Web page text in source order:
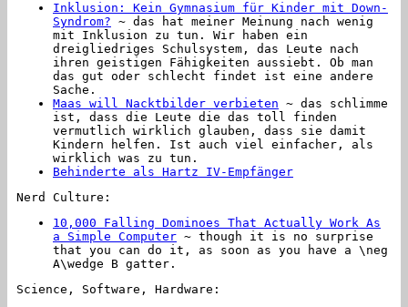
Inklusion: Kein Gymnasium für Kinder mit Down-
Syndrom? ~ das hat meiner Meinung nach wenig
mit Inklusion zu tun. Wir haben ein
dreigliedriges Schulsystem, das Leute nach
ihren geistigen Fähigkeiten aussiebt. Ob man
das gut oder schlecht findet ist eine andere
Sache.
Maas will Nacktbilder verbieten ~ das schlimme
ist, dass die Leute die das toll finden
vermutlich wirklich glauben, dass sie damit
Kindern helfen. Ist auch viel einfacher, als
wirklich was zu tun.
Behinderte als Hartz IV-Empfänger
Nerd Culture:
10,000 Falling Dominoes That Actually Work As
a Simple Computer ~ though it is no surprise
that you can do it, as soon as you have a \neg
A\wedge B gatter.
Science, Software, Hardware: